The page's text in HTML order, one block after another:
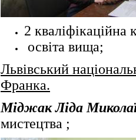
2 кваліфікаційна
освіта вища;
Львівський
Франка.
Міджак Ліда
мистецтва ;